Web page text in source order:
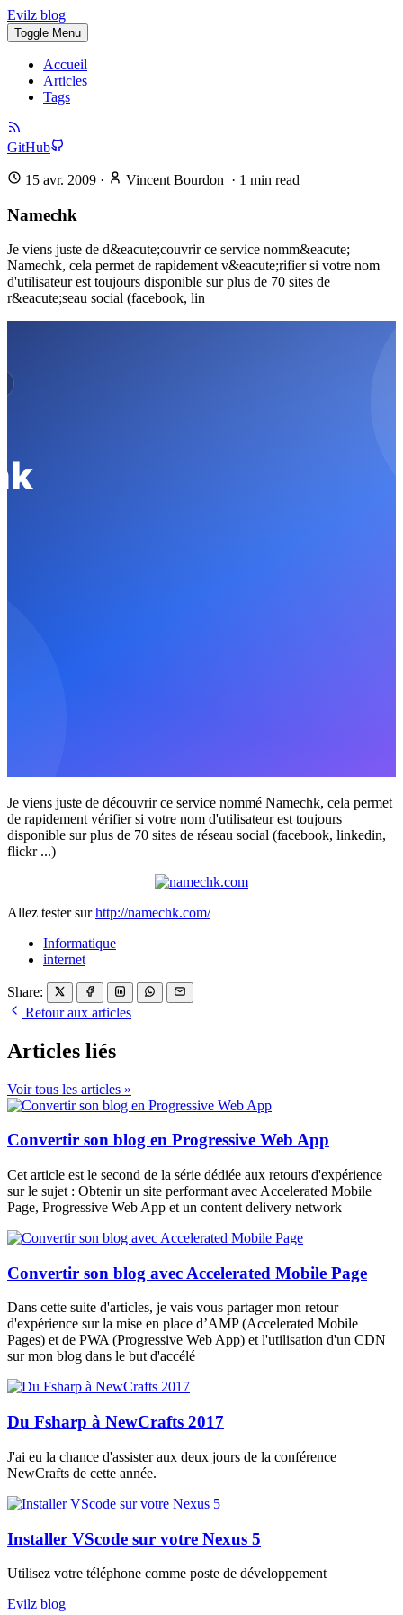
Evilz blog
Toggle Menu
Accueil
Articles
Tags
GitHub
15 avr. 2009 · Vincent Bourdon · 1 min read
Namechk
Je viens juste de d&eacute;couvrir ce service nomm&eacute;
Namechk, cela permet de rapidement v&eacute;rifier si votre nom
d'utilisateur est toujours disponible sur plus de 70 sites de
r&eacute;seau social (facebook, lin
Je viens juste de découvrir ce service nommé Namechk, cela permet
de rapidement vérifier si votre nom d'utilisateur est toujours
disponible sur plus de 70 sites de réseau social (facebook, linkedin,
flickr ...)
Allez tester surhttp://namechk.com/
Informatique
internet
Share:
Retour aux articles
Articles liés
Voir tous les articles »
Convertir son blog en Progressive Web App
Cet article est le second de la série dédiée aux retours d'expérience
sur le sujet : Obtenir un site performant avec Accelerated Mobile
Page, Progressive Web App et un content delivery network
Convertir son blog avec Accelerated Mobile Page
Dans cette suite d'articles, je vais vous partager mon retour
d'expérience sur la mise en place d’AMP (Accelerated Mobile
Pages) et de PWA (Progressive Web App) et l'utilisation d'un CDN
sur mon blog dans le but d'accélé
Du Fsharp à NewCrafts 2017
J'ai eu la chance d'assister aux deux jours de la conférence
NewCrafts de cette année.
Installer VScode sur votre Nexus 5
Utilisez votre téléphone comme poste de développement
Evilz blog